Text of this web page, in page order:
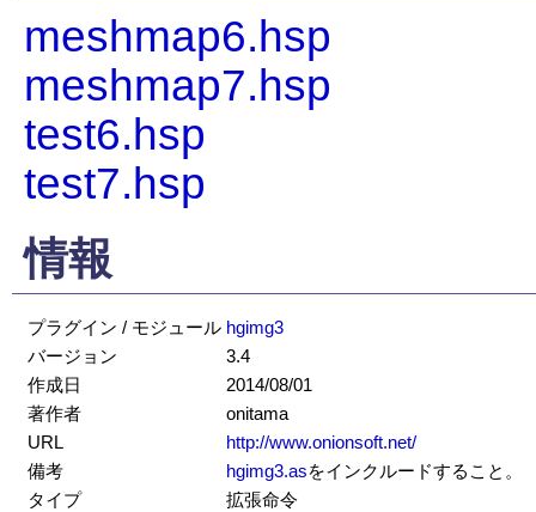
meshmap6.hsp
meshmap7.hsp
test6.hsp
test7.hsp
情報
プラグイン / モジュール hgimg3
バージョン
3.4
作成日
2014/08/01
著作者
onitama
URL
http://www.onionsoft.net/
備考
hgimg3.asをインクルードすること。
タイプ
拡張命令